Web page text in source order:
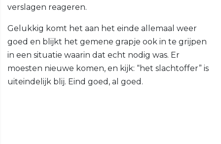
verslagen reageren.
Gelukkig komt het aan het einde allemaal weer
goed en blijkt het gemene grapje ook in te grijpen
in een situatie waarin dat echt nodig was. Er
moesten nieuwe komen, en kijk: “het slachtoffer” is
uiteindelijk blij. Eind goed, al goed.